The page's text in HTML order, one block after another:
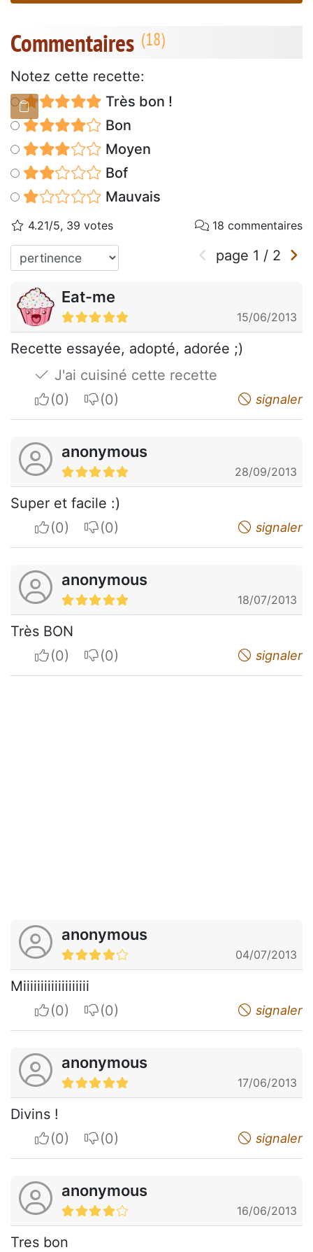
Commentaires
Notez cette recette:
Très bon !
Bon
Moyen
Bof
Mauvais
4.21/5, 39 votes 18 commentaires
page 1 / 2
Eat-me
15/06/2013
Recette essayée, adopté, adorée ;)
J'ai cuisiné cette recette
I apreciateI do not appreciate signaler
anonymous
28/09/2013
Super et facile :)
I apreciateI do not appreciate signaler
anonymous
18/07/2013
Très BON
I apreciateI do not appreciate signaler
anonymous
04/07/2013
Miiiiiiiiiiiiiiiiiii
I apreciateI do not appreciate signaler
anonymous
17/06/2013
Divins !
I apreciateI do not appreciate signaler
anonymous
16/06/2013
Tres bon